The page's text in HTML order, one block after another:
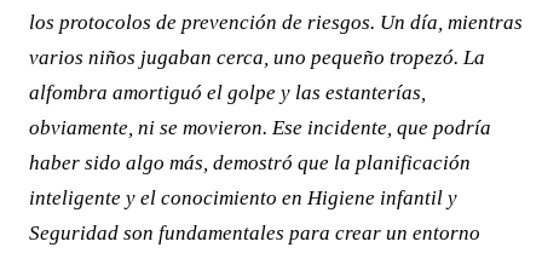
los protocolos de prevención de riesgos. Un día, mientras
varios niños jugaban cerca, uno pequeño tropezó. La
alfombra amortiguó el golpe y las estanterías,
obviamente, ni se movieron. Ese incidente, que podría
haber sido algo más, demostró que la planificación
inteligente y el conocimiento en Higiene infantil y
Seguridad son fundamentales para crear un entorno